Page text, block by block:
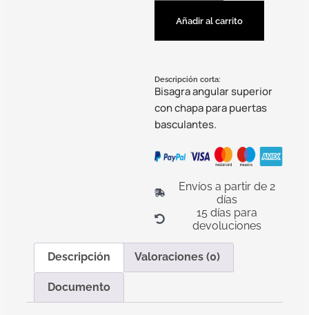
Añadir al carrito
Descripción corta:
Bisagra angular superior
con chapa para puertas
basculantes.
Envíos a partir de 2
días
15 días para
devoluciones
Descripción Valoraciones (0)
Documento